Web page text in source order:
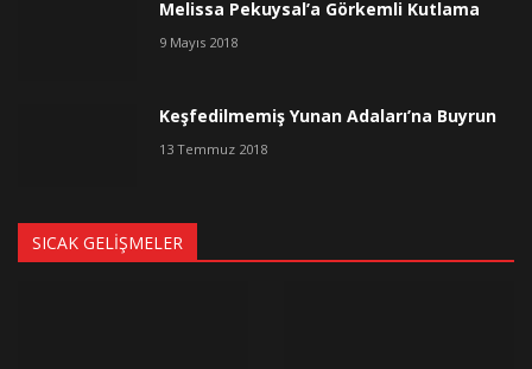
Melissa Pekuysal’a Görkemli Kutlama
9 Mayıs 2018
Keşfedilmemiş Yunan Adaları’na Buyrun
13 Temmuz 2018
SICAK GELIŞMELER